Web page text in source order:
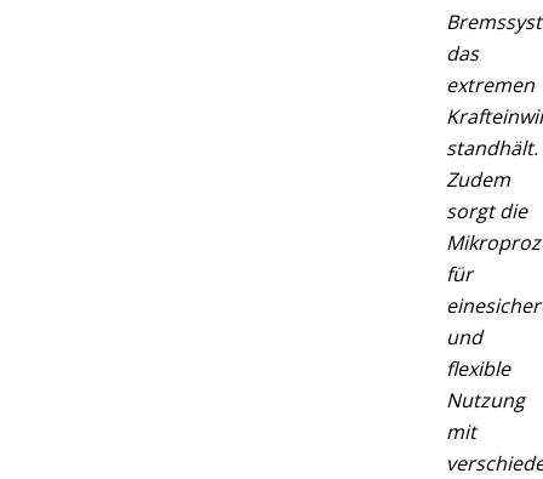
das
extremen
standhält.
Zudem
sorgt die
für
eine
und
flexible
Nutzung
mit